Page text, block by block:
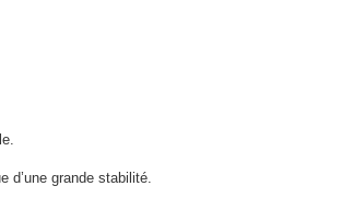
d’une grande stabilité.